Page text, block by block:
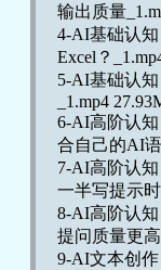
输出质量
4-AI基础认
Excel？
5-AI基础认
_1.mp4
6-AI高阶认
合自己的AI
7-AI高阶认
一半写提示
8-AI高阶认
提问质量更
9-AI文本创